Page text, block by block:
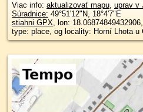
Viac info: aktualizovať mapu, uprav v
Súradnice: 49°51'12"N, 18°4'7"E
stiahni GPX, lon:
type: place, og locality: Horní Lhota u